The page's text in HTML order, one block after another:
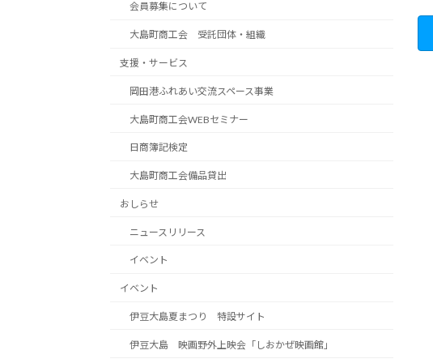
会員募集について
大島町商工会 受託団体・組織
支援・サービス
岡田港ふれあい交流スペース事業
大島町商工会WEBセミナー
日商簿記検定
大島町商工会備品貸出
おしらせ
ニュースリリース
イベント
イベント
伊豆大島夏まつり 特設サイト
伊豆大島 映画野外上映会「しおかぜ映画館」